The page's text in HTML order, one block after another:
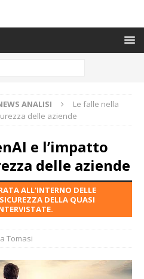
ANALISI
Le falle nella
delle aziende
e l’impatto
delle aziende
ALL'INTERNO DELLE
DELLA QUASI
Tomasi